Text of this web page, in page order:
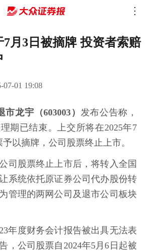
月3日被摘牌 投资者索赔
07-01 19:08
市龙宇（603003） 发布公告称，
期已结束。上交所将在2025年7
以摘牌，公司股票终止上市。
司股票终止上市后，将转入全国
系统依托原证券公司代办股份转
管理的两网公司及退市公司板块
年度财务会计报告被出具无法表
，公司股票自2024年5月6日起被